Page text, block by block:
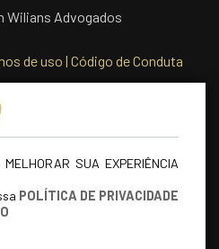
Wilians Advogados
de uso | Código de Conduta
SUA EXPERIÊNCIA
POLÍTICA DE PRIVACIDADE